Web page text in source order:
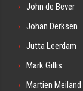
John de Bever
Johan Derksen
Jutta Leerdam
Mark Gillis
Martien Meiland